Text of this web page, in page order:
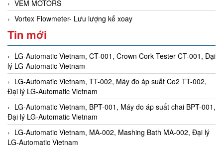
VEM MOTORS
Vortex Flowmeter- Lưu lượng kế xoay
Tin mới
LG-Automatic Vietnam, CT-001, Crown Cork Tester CT-001, Đại
lý LG-Automatic Vietnam
LG-Automatic Vietnam, TT-002, Máy đo áp suất Co2 TT-002,
Đại lý LG-Automatic Vietnam
LG-Automatic Vietnam, BPT-001, Máy đo áp suất chai BPT-001,
Đại lý LG-Automatic Vietnam
LG-Automatic Vietnam, MA-002, Mashing Bath MA-002, Đại lý
LG-Automatic Vietnam